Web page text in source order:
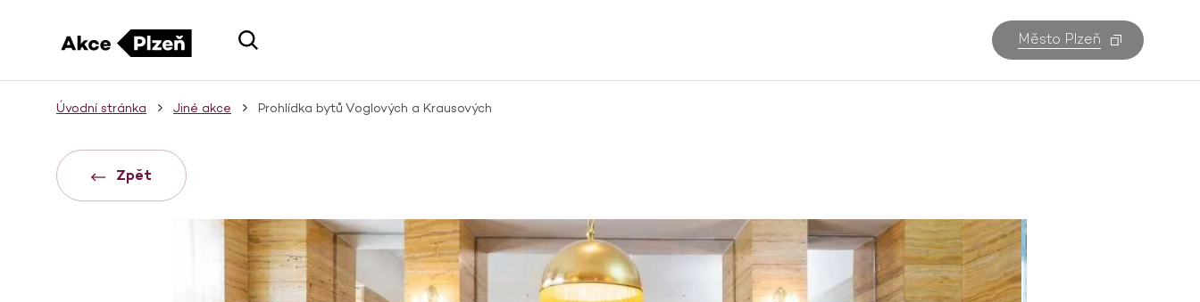
Město Plzeň
Úvodní stránka Jiné akce Prohlídka bytů Voglových a Krausových
Zpět